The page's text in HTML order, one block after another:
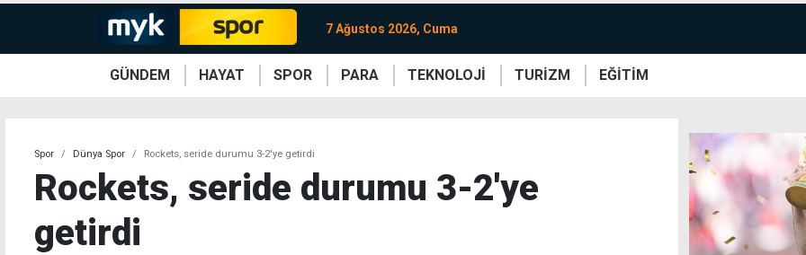
7 Ağustos 2026, Cuma
GÜNDEM HAYAT SPOR PARA TEKNOLOJİ TURİZM EĞİTİM
Spor Dünya Spor Rockets, seride durumu 3-2'ye getirdi
Rockets, seride durumu 3-2'ye
getirdi